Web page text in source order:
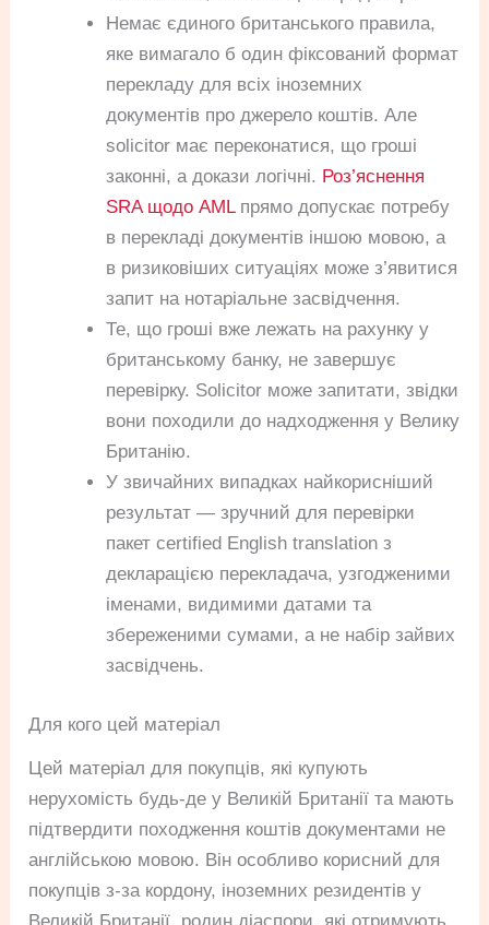
Немає єдиного британського правила,
яке вимагало б один фіксований формат
перекладу для всіх іноземних
документів про джерело коштів. Але
solicitor має переконатися, що гроші
законні, а докази логічні. Роз’яснення
SRA щодо AMLпрямо допускає потребу
в перекладі документів іншою мовою, а
в ризиковіших ситуаціях може з’явитися
запит на нотаріальне засвідчення.
Те, що гроші вже лежать на рахунку у
британському банку, не завершує
перевірку. Solicitor може запитати, звідки
вони походили до надходження у Велику
Британію.
У звичайних випадках найкорисніший
результат — зручний для перевірки
пакет certified English translation з
декларацією перекладача, узгодженими
іменами, видимими датами та
збереженими сумами, а не набір зайвих
засвідчень.
Для кого цей матеріал
Цей матеріал для покупців, які купують
нерухомість будь-де у Великій Британії та мають
підтвердити походження коштів документами не
англійською мовою. Він особливо корисний для
покупців з-за кордону, іноземних резидентів у
Великій Британії, родин діаспори, які отримують